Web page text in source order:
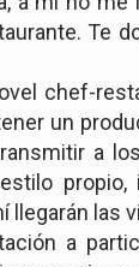
Te
chef-
un
a
propio,
llegarán las
a